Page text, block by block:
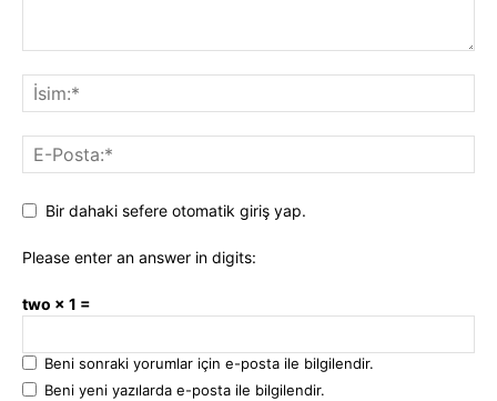
Bir dahaki sefere otomatik giriş yap.
Please enter an answer in digits:
two × 1 =
Beni sonraki yorumlar için e-posta ile bilgilendir.
Beni yeni yazılarda e-posta ile bilgilendir.